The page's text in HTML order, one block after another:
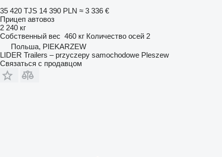
35 420 TJS 14 390 PLN ≈ 3 336 €
Прицеп автовоз
2 240 кг
Собственный вес 460 кг Количество осей 2
Польша, PIEKARZEW
LIDER Trailers – przyczepy samochodowe Pleszew
Связаться с продавцом